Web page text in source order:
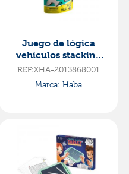
Juego de lógica
vehículos stacking
challenge
REF:XHA-2013868001
Marca: Haba